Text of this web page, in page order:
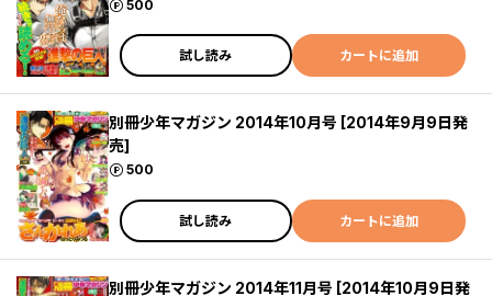
500
ポイント
試し読み カートに追加
別冊少年マガジン 2014年10月号 [2014年9月9日発
売]
500
ポイント
試し読み カートに追加
別冊少年マガジン 2014年11月号 [2014年10月9日発